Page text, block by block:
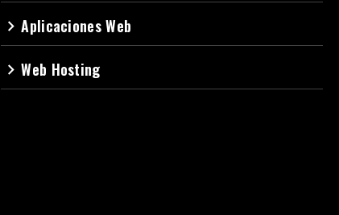
navigate_nextAplicaciones Web
navigate_nextWeb Hosting